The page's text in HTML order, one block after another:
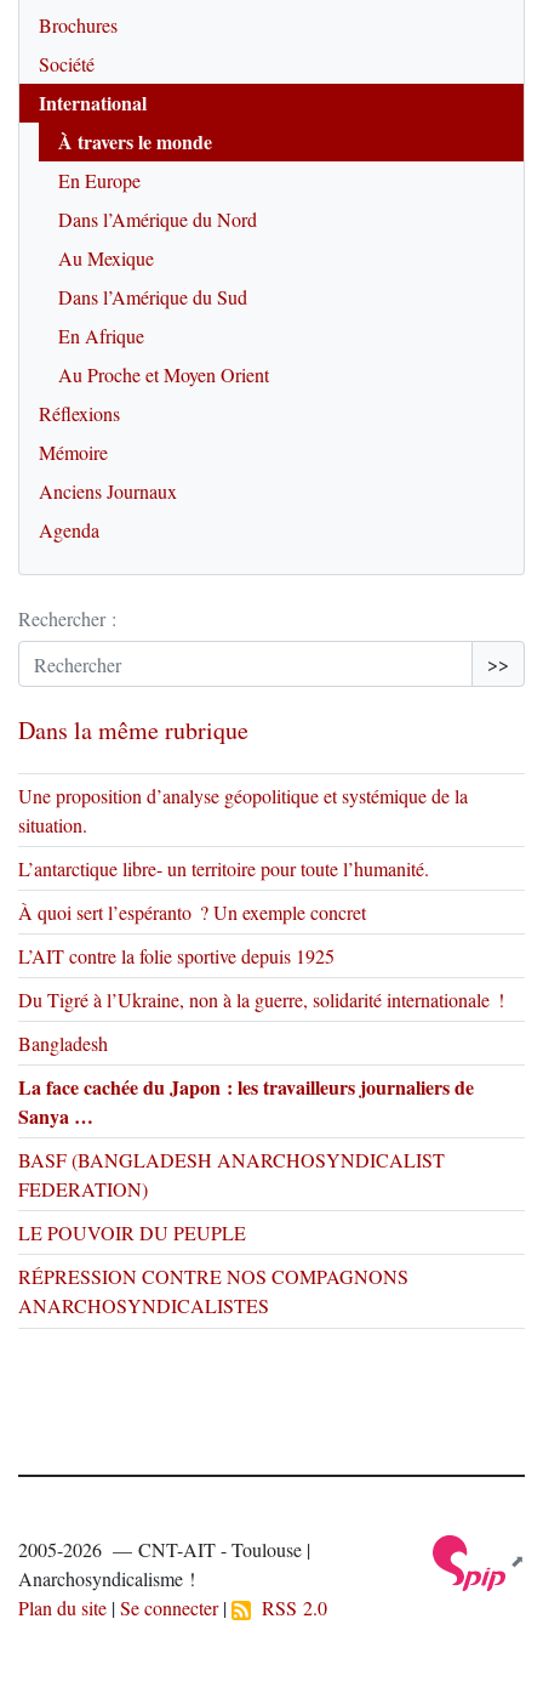
Brochures
Société
International
À travers le monde
En Europe
Dans l’Amérique du Nord
Au Mexique
Dans l’Amérique du Sud
En Afrique
Au Proche et Moyen Orient
Réflexions
Mémoire
Anciens Journaux
Agenda
Rechercher :
>>
Dans la même rubrique
Une proposition d’analyse géopolitique et systémique de la
situation.
L’antarctique libre- un territoire pour toute l’humanité.
À quoi sert l’espéranto ? Un exemple concret
L’AIT contre la folie sportive depuis 1925
Du Tigré à l’Ukraine, non à la guerre, solidarité internationale !
Bangladesh
La face cachée du Japon : les travailleurs journaliers de
Sanya …
BASF (BANGLADESH ANARCHOSYNDICALIST
FEDERATION)
LE POUVOIR DU PEUPLE
RÉPRESSION CONTRE NOS COMPAGNONS
ANARCHOSYNDICALISTES
2005-2026 — CNT-AIT - Toulouse |
Anarchosyndicalisme !
Plan du site |Se connecter| RSS 2.0